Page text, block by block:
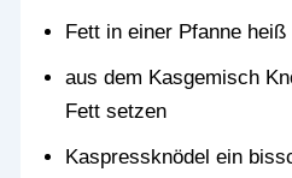
Fett in einer Pfanne heiß
aus dem Kasgemisch
Fett setzen
Kaspressknödel ein